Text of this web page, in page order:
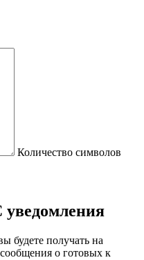
Количество символов
будете получать на
о готовых к